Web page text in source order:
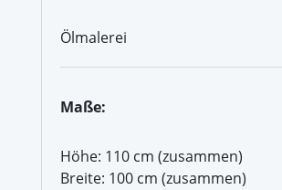
Ölmalerei
Maße:
Höhe: 110 cm (zusammen)
Breite: 100 cm (zusammen)